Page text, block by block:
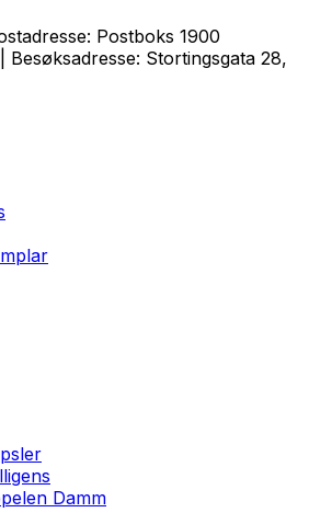
Postboks 1900
Besøksadresse: Stortingsgata 28,
Damm